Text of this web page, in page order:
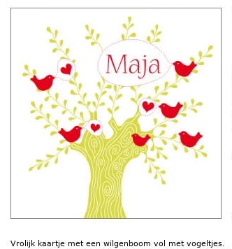
Vrolijk kaartje met een wilgenboom vol met vogeltjes.